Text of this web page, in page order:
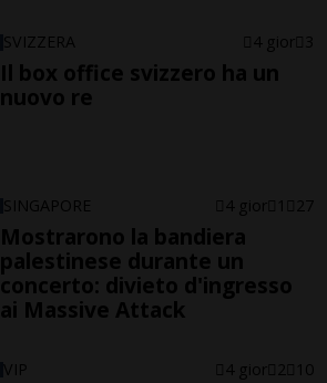
SVIZZERA 4 gior 3
Il box office svizzero ha un
nuovo re
SINGAPORE 4 gior 1 27
Mostrarono la bandiera
palestinese durante un
concerto: divieto d'ingresso
ai Massive Attack
VIP 4 gior 2 10